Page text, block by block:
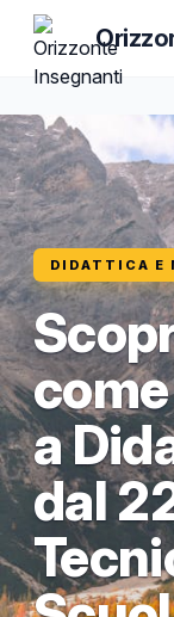
DIDATTICA E
a
dal